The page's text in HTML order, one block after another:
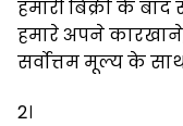
हमारी बिक्री के बाद
हमारे अपने
सर्वोत्तम मूल्य के
2।